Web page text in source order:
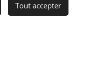
Tous droits réservés.
Tout accepter